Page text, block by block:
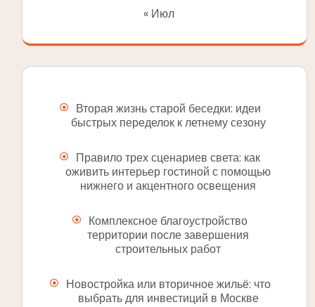
« Июл
Вторая жизнь старой беседки: идеи
быстрых переделок к летнему сезону
Правило трех сценариев света: как
оживить интерьер гостиной с помощью
нижнего и акцентного освещения
Комплексное благоустройство
территории после завершения
строительных работ
Новостройка или вторичное жильё: что
выбрать для инвестиций в Москве